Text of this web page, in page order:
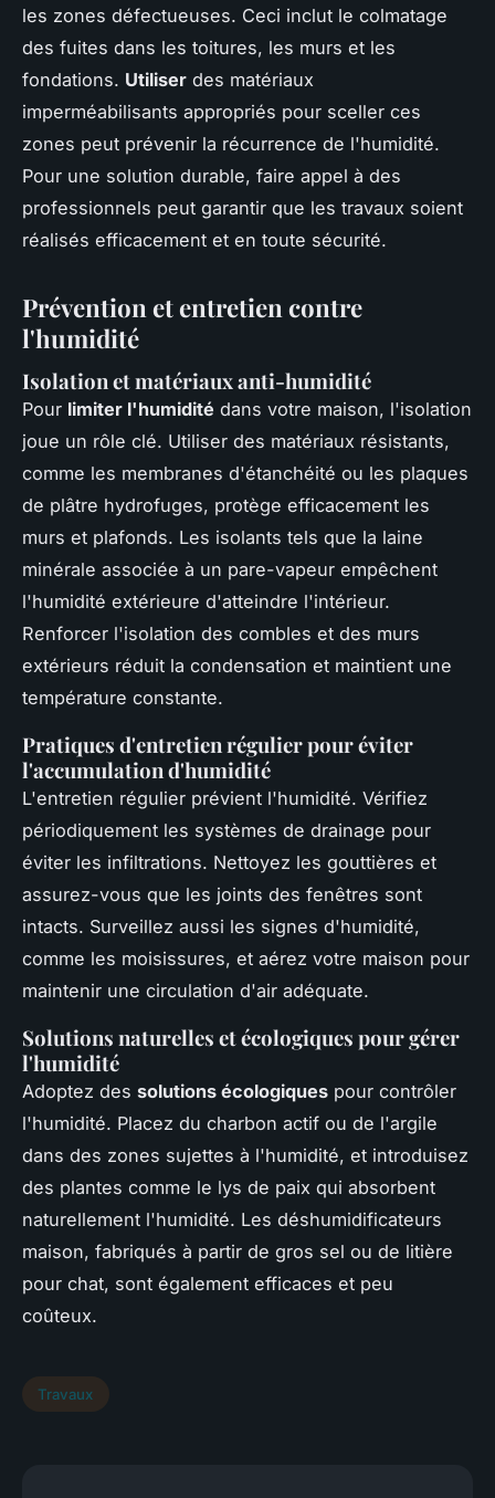
les zones défectueuses. Ceci inclut le colmatage
des fuites dans les toitures, les murs et les
fondations. Utiliser des matériaux
imperméabilisants appropriés pour sceller ces
zones peut prévenir la récurrence de l'humidité.
Pour une solution durable, faire appel à des
professionnels peut garantir que les travaux soient
réalisés efficacement et en toute sécurité.
Prévention et entretien contre
l'humidité
Isolation et matériaux anti-humidité
Pour limiter l'humidité dans votre maison, l'isolation
joue un rôle clé. Utiliser des matériaux résistants,
comme les membranes d'étanchéité ou les plaques
de plâtre hydrofuges, protège efficacement les
murs et plafonds. Les isolants tels que la laine
minérale associée à un pare-vapeur empêchent
l'humidité extérieure d'atteindre l'intérieur.
Renforcer l'isolation des combles et des murs
extérieurs réduit la condensation et maintient une
température constante.
Pratiques d'entretien régulier pour éviter
l'accumulation d'humidité
L'entretien régulier prévient l'humidité. Vérifiez
périodiquement les systèmes de drainage pour
éviter les infiltrations. Nettoyez les gouttières et
assurez-vous que les joints des fenêtres sont
intacts. Surveillez aussi les signes d'humidité,
comme les moisissures, et aérez votre maison pour
maintenir une circulation d'air adéquate.
Solutions naturelles et écologiques pour gérer
l'humidité
Adoptez des solutions écologiques pour contrôler
l'humidité. Placez du charbon actif ou de l'argile
dans des zones sujettes à l'humidité, et introduisez
des plantes comme le lys de paix qui absorbent
naturellement l'humidité. Les déshumidificateurs
maison, fabriqués à partir de gros sel ou de litière
pour chat, sont également efficaces et peu
coûteux.
Travaux